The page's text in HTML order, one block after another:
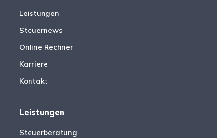
Leistungen
Steuernews
Online Rechner
Karriere
Kontakt
Leistungen
Steuerberatung